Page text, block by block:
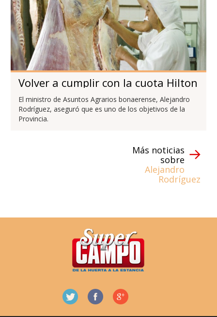
Volver a cumplir con la cuota Hilton
El ministro de Asuntos Agrarios bonaerense, Alejandro
Rodríguez, aseguró que es uno de los objetivos de la
Provincia.
Más noticias
sobre
Alejandro
Rodríguez